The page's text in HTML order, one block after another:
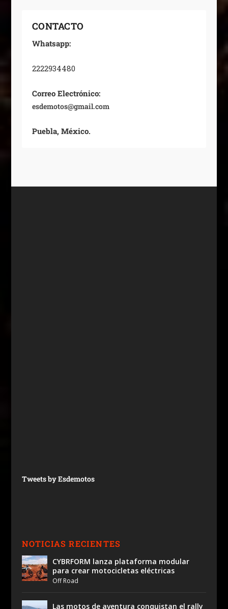
CONTACTO
Whatsapp:
2222934480
Correo Electrónico:
esdemotos@gmail.com
Puebla, México.
Tweets by Esdemotos
NOTICIAS RECIENTES
CYBRFORM lanza plataforma modular
para crear motocicletas eléctricas
Off Road
Las motos de aventura conquistan el rally